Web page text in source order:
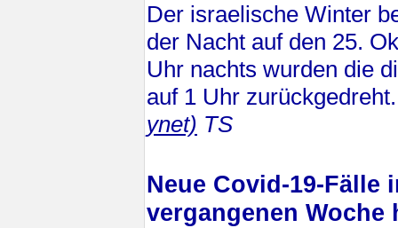
Der israelische Winter
der Nacht auf den 25.
Uhr nachts wurden die
auf 1 Uhr
ynet) TS
Neue Covid-19-Fälle
vergangenen Woche